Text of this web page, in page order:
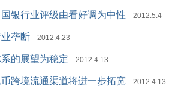
银行业评级由看好调为中性 2012.5.4
垄断 2012.4.23
的展望为稳定 2012.4.13
跨境流通渠道将进一步拓宽 2012.4.13